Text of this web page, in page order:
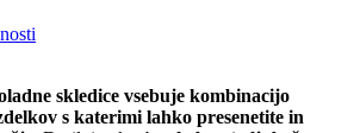
skledice vsebuje kombinacijo
s katerimi lahko presenetite in